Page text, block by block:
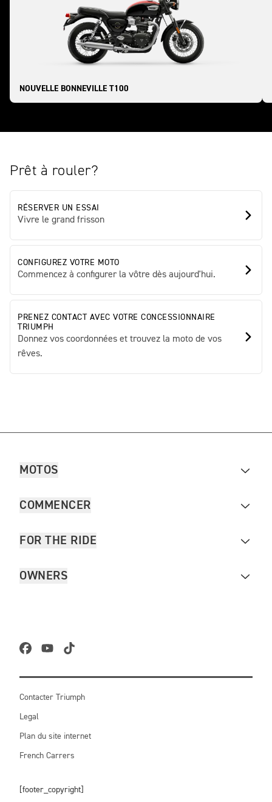
NOUVELLE BONNEVILLE T100
Prêt à rouler?
RÉSERVER UN ESSAI
Vivre le grand frisson
CONFIGUREZ VOTRE MOTO
Commencez à configurer la vôtre dès aujourd'hui.
PRENEZ CONTACT AVEC VOTRE CONCESSIONNAIRE
TRIUMPH
Donnez vos coordonnées et trouvez la moto de vos
rêves.
MOTOS
COMMENCER
FOR THE RIDE
OWNERS
Contacter Triumph
Legal
Plan du site internet
French Carrers
[footer_copyright]